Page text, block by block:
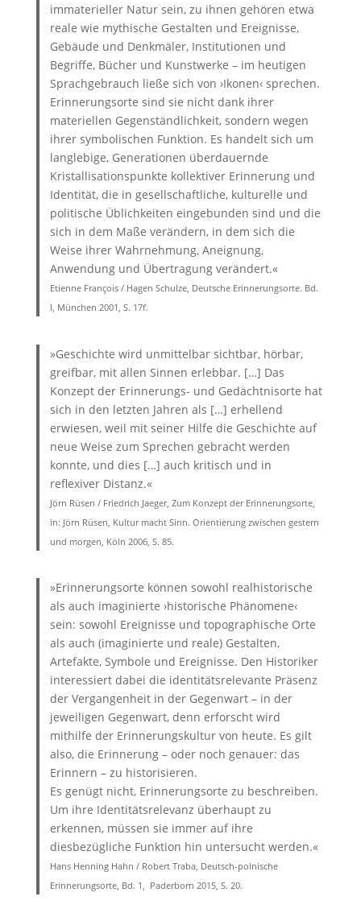
immaterieller Natur sein, zu ihnen gehören etwa
reale wie mythische Gestalten und Ereignisse,
Gebäude und Denkmäler, Institutionen und
Begriffe, Bücher und Kunstwerke – im heutigen
Sprachgebrauch ließe sich von ›Ikonen‹ sprechen.
Erinnerungsorte sind sie nicht dank ihrer
materiellen Gegenständlichkeit, sondern wegen
ihrer symbolischen Funktion. Es handelt sich um
langlebige, Generationen überdauernde
Kristallisationspunkte kollektiver Erinnerung und
Identität, die in gesellschaftliche, kulturelle und
politische Üblichkeiten eingebunden sind und die
sich in dem Maße verändern, in dem sich die
Weise ihrer Wahrnehmung, Aneignung,
Anwendung und Übertragung verändert.«
Etienne François / Hagen Schulze, Deutsche Erinnerungs­orte. Bd.
I, München 2001, S. 17f.
»Geschichte wird unmittelbar sichtbar, hörbar,
greifbar, mit allen Sinnen erlebbar. […] Das
Konzept der Erinnerungs- und Gedächtnisorte hat
sich in den letzten Jahren als […] erhellend
erwiesen, weil mit seiner Hilfe die Geschichte auf
neue Weise zum Sprechen gebracht werden
konnte, und dies […] auch kritisch und in
reflexiver Distanz.«
Jörn Rüsen / Friedrich Jaeger, Zum Konzept der Erinnerungsorte,
in: Jörn Rüsen, Kultur macht Sinn. Orientierung zwischen gestern
und morgen, Köln 2006, S. 85.
»Erinnerungsorte können sowohl real­historische
als auch imaginierte ›historische Phänomene‹
sein: sowohl Ereignisse und topographische Orte
als auch (imaginierte und reale) Gestalten,
Artefakte, Symbole und Ereignisse. Den Historiker
interessiert dabei die identitätsrelevante Präsenz
der Vergangenheit in der Gegenwart – in der
jeweiligen Gegenwart, denn erforscht wird
mithilfe der Erinnerungskultur von heute. Es gilt
also, die Erinnerung – oder noch genauer: das
Erinnern – zu historisieren.
Es genügt nicht, Erinnerungsorte zu beschreiben.
Um ihre Identitätsrelevanz überhaupt zu
erkennen, müssen sie immer auf ihre
diesbezügliche Funktion hin untersucht werden.«
Hans Henning Hahn / Robert Traba, Deutsch-polnische
Erinnerungsorte, Bd. 1, Paderborn 2015, S. 20.